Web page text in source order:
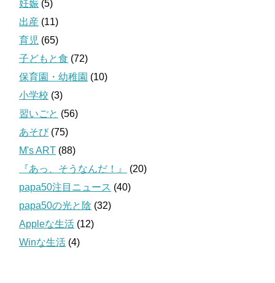
妊娠 (5)
出産 (11)
育児 (65)
子どもと食 (72)
保育園・幼稚園 (10)
小学校 (3)
習いごと (56)
あそび(75)
M's ART (88)
『あっ、そうなんだ！』
(20)
papa50注目ニュース (40)
papa50の光と陰 (32)
Appleな生活 (12)
Winな生活 (4)